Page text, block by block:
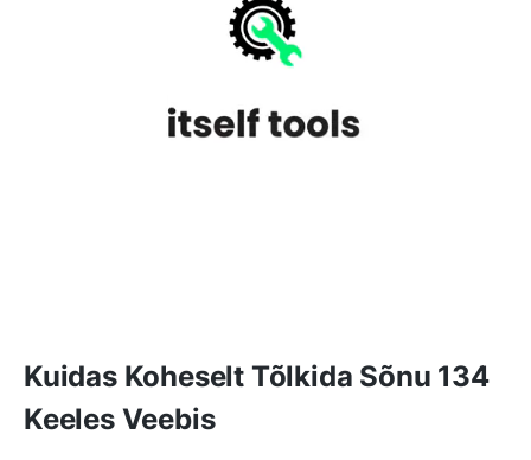
Kuidas Koheselt Tõlkida Sõnu 134
Keeles Veebis